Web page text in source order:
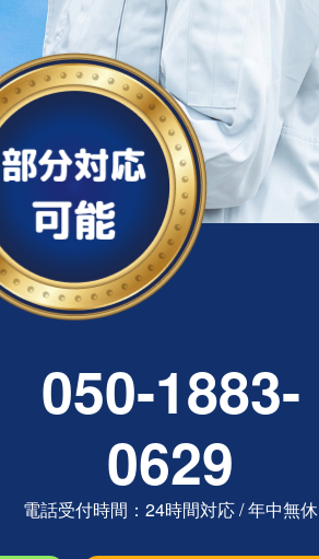
050-1883-
0629
電話受付時間：24時間対応/年中無休